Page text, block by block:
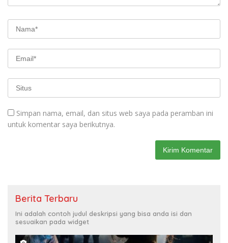
Simpan nama, email, dan situs web saya pada peramban ini
untuk komentar saya berikutnya.
Berita Terbaru
Ini adalah contoh judul deskripsi yang bisa anda isi dan
sesuaikan pada widget